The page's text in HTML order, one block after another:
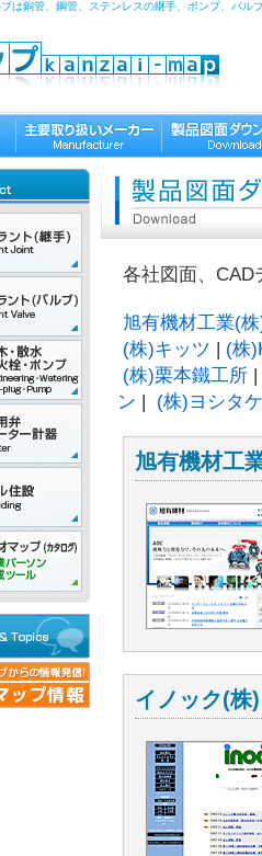
は銅管、鋼管、ステンレスの継手、ポンプ、バ
各社図面、CAD
旭有機材工業(
(株)キッツ | (株
(株)栗本鐵工所 |
ン | (株)ヨシタケ
旭有機材工
イノック(株)